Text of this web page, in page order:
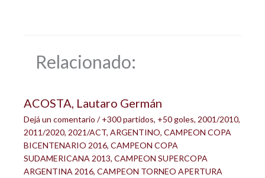
Relacionado:
ACOSTA, Lautaro Germán
Dejá un comentario /+300 partidos, +50 goles, 2001/2010,
2011/2020, 2021/ACT, ARGENTINO, CAMPEON COPA
BICENTENARIO 2016, CAMPEON COPA
SUDAMERICANA 2013, CAMPEON SUPERCOPA
ARGENTINA 2016, CAMPEON TORNEO APERTURA